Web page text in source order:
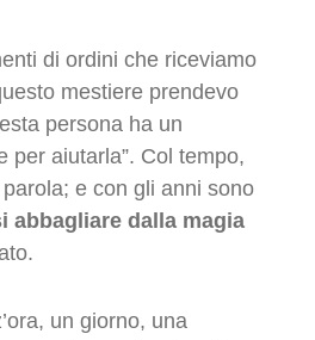
di ordini che riceviamo
mestiere prendevo
persona ha un
per aiutarla”. Col tempo,
e con gli anni sono
abbagliare dalla magia
un giorno, una